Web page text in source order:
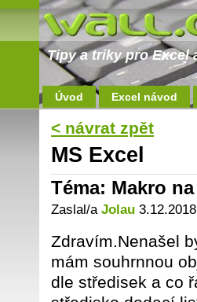
Tipy a triky pro Excel
Úvod Excel návod
< návrat zpět
MS Excel
Téma: Makro
Zaslal/a Jolau
Zdravím.Nenašel
mám souhrnnou
dle středisek a co